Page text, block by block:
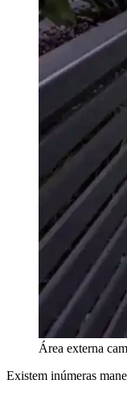
Área externa
Existem inúmeras